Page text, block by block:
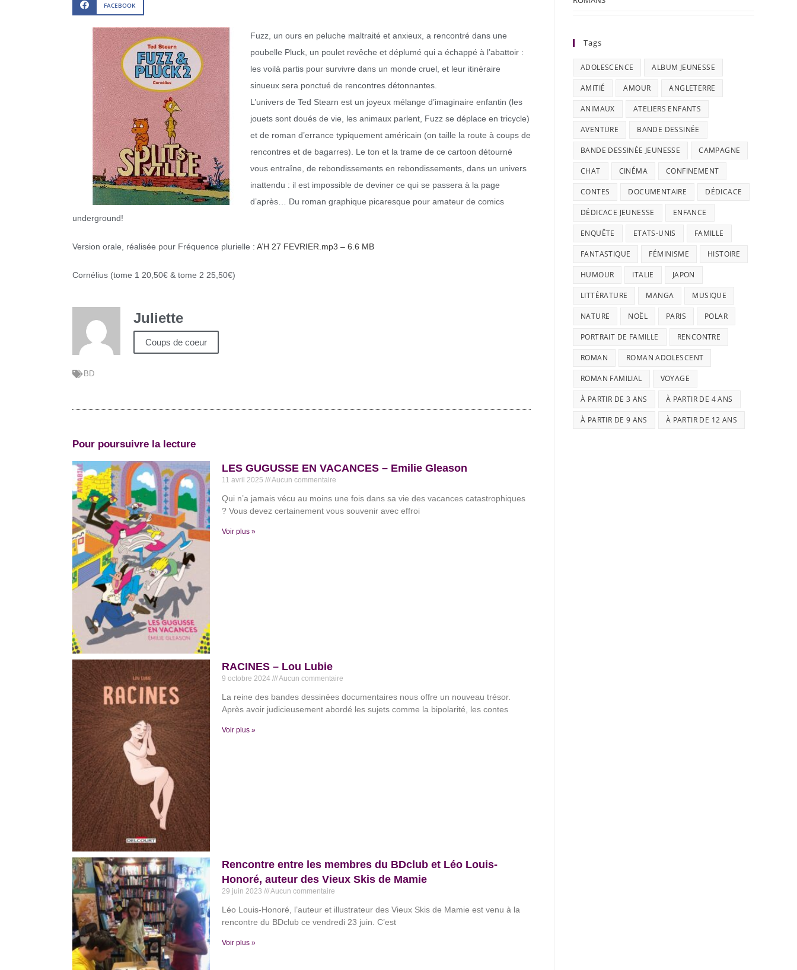
FACEBOOK
Fuzz, un ours en peluche maltraité et anxieux, a rencontré dans une
poubelle Pluck, un poulet revêche et déplumé qui a échappé à l’abattoir :
les voilà partis pour survivre dans un monde cruel, et leur itinéraire
sinueux sera ponctué de rencontres détonnantes.
L’univers de Ted Stearn est un joyeux mélange d’imaginaire enfantin (les
jouets sont doués de vie, les animaux parlent, Fuzz se déplace en tricycle)
et de roman d’errance typiquement américain (on taille la route à coups de
rencontres et de bagarres). Le ton et la trame de ce cartoon détourné
vous entraîne, de rebondissements en rebondissements, dans un univers
inattendu : il est impossible de deviner ce qui se passera à la page
d’après… Du roman graphique picaresque pour amateur de comics
underground!
Version orale, réalisée pour Fréquence plurielle : A’H 27 FEVRIER.mp3 – 6.6 MB
Cornélius (tome 1 20,50€ & tome 2 25,50€)
Juliette
Coups de coeur
BD
Pour poursuivre la lecture
LES GUGUSSE EN VACANCES – Emilie Gleason
11 avril 2025 Aucun commentaire
Qui n’a jamais vécu au moins une fois dans sa vie des vacances catastrophiques
? Vous devez certainement vous souvenir avec effroi
Voir plus »
RACINES – Lou Lubie
9 octobre 2024 Aucun commentaire
La reine des bandes dessinées documentaires nous offre un nouveau trésor.
Après avoir judicieusement abordé les sujets comme la bipolarité, les contes
Voir plus »
Rencontre entre les membres du BDclub et Léo Louis-
Honoré, auteur des Vieux Skis de Mamie
29 juin 2023 Aucun commentaire
Léo Louis-Honoré, l’auteur et illustrateur des Vieux Skis de Mamie est venu à la
rencontre du BDclub ce vendredi 23 juin. C’est
Voir plus »
Tags
ADOLESCENCE ALBUM JEUNESSE
AMITIÉ AMOUR ANGLETERRE
ANIMAUX ATELIERS ENFANTS
AVENTURE BANDE DESSINÉE
BANDE DESSINÉE JEUNESSE CAMPAGNE
CHAT CINÉMA CONFINEMENT
CONTES DOCUMENTAIRE DÉDICACE
DÉDICACE JEUNESSE ENFANCE
ENQUÊTE ETATS-UNIS FAMILLE
FANTASTIQUE FÉMINISME HISTOIRE
HUMOUR ITALIE JAPON
LITTÉRATURE MANGA MUSIQUE
NATURE NOËL PARIS POLAR
PORTRAIT DE FAMILLE RENCONTRE
ROMAN ROMAN ADOLESCENT
ROMAN FAMILIAL VOYAGE
À PARTIR DE 3 ANS À PARTIR DE 4 ANS
À PARTIR DE 9 ANS À PARTIR DE 12 ANS